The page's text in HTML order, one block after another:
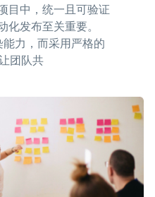
目中，统一且可验证
发布至关重要。
力，而采用严格的
团队共